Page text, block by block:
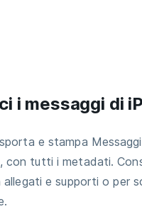
i messaggi di
e stampa
con tutti i metadati.
e supporti o per